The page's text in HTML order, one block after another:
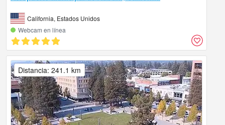
California, Estados Unidos
Webcam en línea
Distancia: 241.1 km